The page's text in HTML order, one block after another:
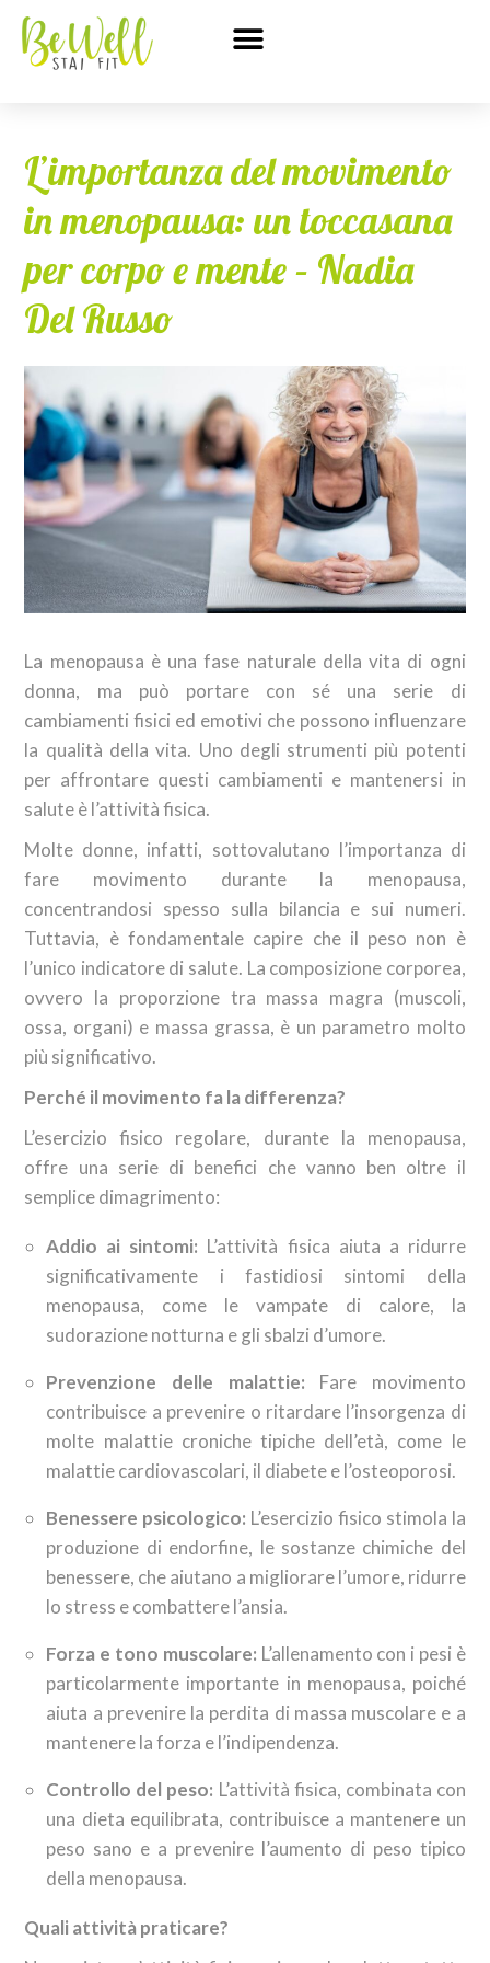
L’importanza del movimento
in menopausa: un toccasana
per corpo e mente – Nadia
Del Russo
La menopausa è una fase naturale della vita di ogni
donna, ma può portare con sé una serie di
cambiamenti fisici ed emotivi che possono influenzare
la qualità della vita. Uno degli strumenti più potenti
per affrontare questi cambiamenti e mantenersi in
salute è l’attività fisica.
Molte donne, infatti, sottovalutano l’importanza di
fare movimento durante la menopausa,
concentrandosi spesso sulla bilancia e sui numeri.
Tuttavia, è fondamentale capire che il peso non è
l’unico indicatore di salute. La composizione corporea,
ovvero la proporzione tra massa magra (muscoli,
ossa, organi) e massa grassa, è un parametro molto
più significativo.
Perché il movimento fa la differenza?
L’esercizio fisico regolare, durante la menopausa,
offre una serie di benefici che vanno ben oltre il
semplice dimagrimento:
Addio ai sintomi: L’attività fisica aiuta a ridurre
significativamente i fastidiosi sintomi della
menopausa, come le vampate di calore, la
sudorazione notturna e gli sbalzi d’umore.
Prevenzione delle malattie: Fare movimento
contribuisce a prevenire o ritardare l’insorgenza di
molte malattie croniche tipiche dell’età, come le
malattie cardiovascolari, il diabete e l’osteoporosi.
Benessere psicologico: L’esercizio fisico stimola la
produzione di endorfine, le sostanze chimiche del
benessere, che aiutano a migliorare l’umore, ridurre
lo stress e combattere l’ansia.
Forza e tono muscolare: L’allenamento con i pesi è
particolarmente importante in menopausa, poiché
aiuta a prevenire la perdita di massa muscolare e a
mantenere la forza e l’indipendenza.
Controllo del peso: L’attività fisica, combinata con
una dieta equilibrata, contribuisce a mantenere un
peso sano e a prevenire l’aumento di peso tipico
della menopausa.
Quali attività praticare?